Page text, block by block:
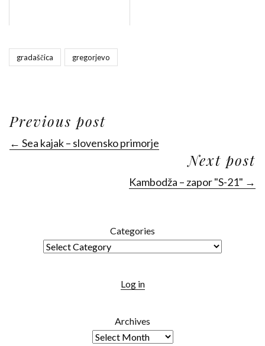
gradaščica gregorjevo
Previous post
← Sea kajak – slovensko primorje
Next post
Kambodža – zapor "S-21" →
Categories
Log in
Archives